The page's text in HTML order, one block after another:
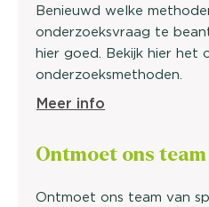
Benieuwd welke
onderzoeksvraag te
hier goed. Bekijk hier het
onderzoeksmethoden.
Meer info
Ontmoet ons team
Ontmoet ons team van